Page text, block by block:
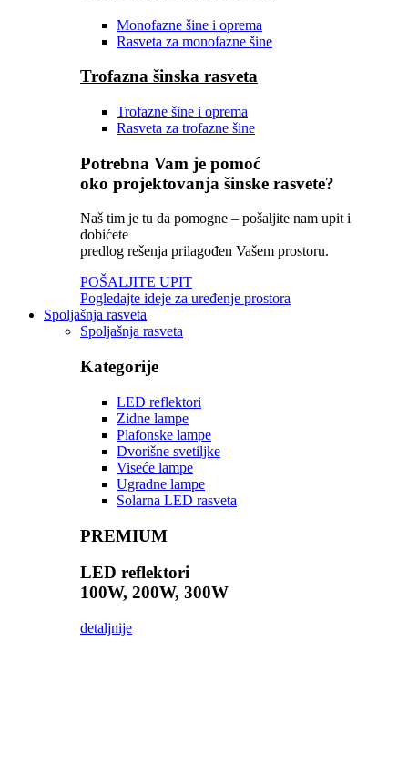
Monofazne šine i oprema
Rasveta za monofazne šine
Trofazna šinska rasveta
Trofazne šine i oprema
Rasveta za trofazne šine
Potrebna Vam je pomoć
oko projektovanja šinske rasvete?
Naš tim je tu da pomogne – pošaljite nam upit i
dobićete
predlog rešenja prilagođen Vašem prostoru.
POŠALJITE UPIT
Pogledajte ideje za uređenje prostora
Spoljašnja rasveta
Spoljašnja rasveta
Kategorije
LED reflektori
Zidne lampe
Plafonske lampe
Dvorišne svetiljke
Viseće lampe
Ugradne lampe
Solarna LED rasveta
PREMIUM
LED reflektori
100W, 200W, 300W
detaljnije